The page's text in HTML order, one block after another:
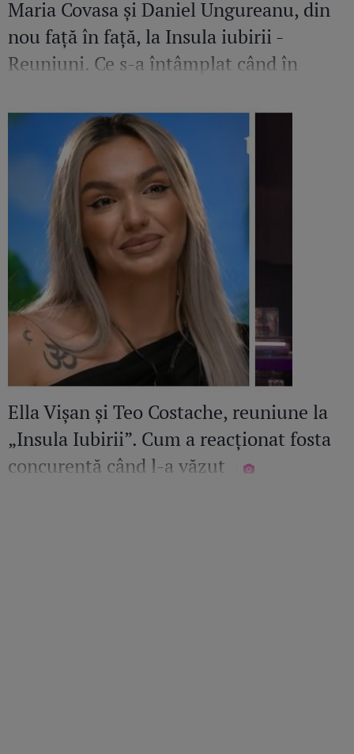
Maria Covasa și Daniel Ungureanu, din
nou față în față, la Insula iubirii -
Reuniuni. Ce s-a întâmplat când în
concurent
Ella Vișan și Teo Costache, reuniune la
„Insula Iubirii”. Cum a reacționat fosta
concurentă când l-a văzut